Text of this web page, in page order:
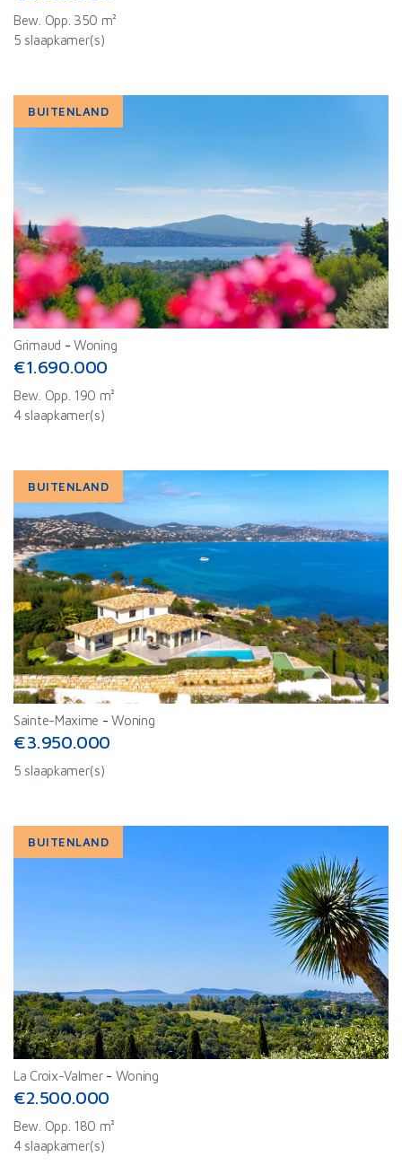
Bew. Opp. 350 m²
5 slaapkamer(s)
BUITENLAND
Grimaud -Woning
€1.690.000
Bew. Opp. 190 m²
4 slaapkamer(s)
BUITENLAND
Sainte-Maxime -Woning
€3.950.000
5 slaapkamer(s)
BUITENLAND
La Croix-Valmer- Woning
€2.500.000
Bew. Opp. 180 m²
4 slaapkamer(s)